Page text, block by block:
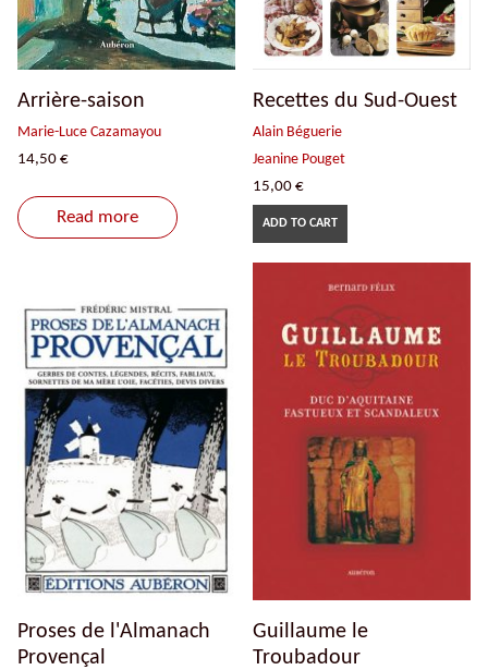
Arrière-saison
Marie-Luce Cazamayou
14,50 €
Read more
Recettes du Sud-Ouest
Alain Béguerie
Jeanine Pouget
15,00€
ADD TO CART
Proses de l'Almanach
Provençal
Guillaume le
Troubadour